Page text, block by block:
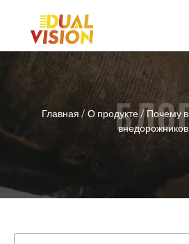
Главная/О продукте/ Почему